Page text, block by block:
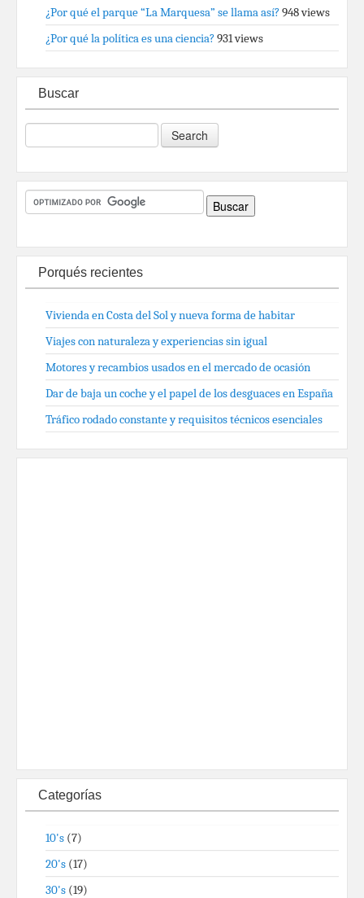
¿Por qué el parque “La Marquesa” se llama así? 948 views
¿Por qué la política es una ciencia? 931 views
Buscar
Porqués recientes
Vivienda en Costa del Sol y nueva forma de habitar
Viajes con naturaleza y experiencias sin igual
Motores y recambios usados en el mercado de ocasión
Dar de baja un coche y el papel de los desguaces en España
Tráfico rodado constante y requisitos técnicos esenciales
Categorías
10's (7)
20's (17)
30's (19)